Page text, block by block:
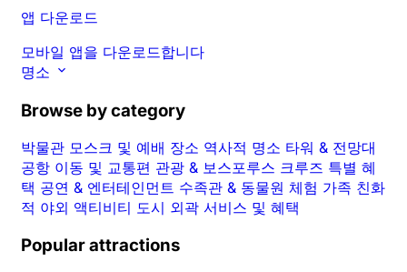
앱 다운로드
모바일 앱을 다운로드합니다
명소
Browse by category
박물관 모스크 및 예배 장소 역사적 명소 타워 & 전망대
공항 이동 및 교통편 관광 & 보스포루스 크루즈 특별 혜
택 공연 & 엔터테인먼트 수족관 & 동물원 체험 가족 친화
적 야외 액티비티 도시 외곽 서비스 및 혜택
Popular attractions